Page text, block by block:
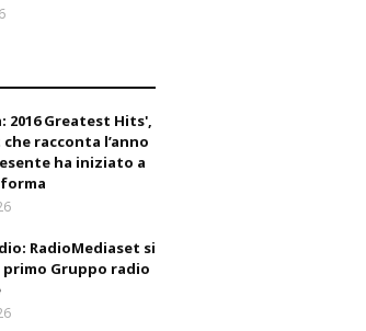
2016 Greatest Hits',
racconta l’anno
ha iniziato a
RadioMediaset si
Gruppo radio